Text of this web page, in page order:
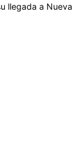
llegada a Nueva